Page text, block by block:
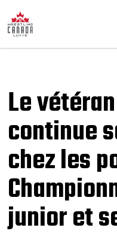
Le
continue
chez les
junior et